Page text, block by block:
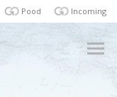
Pood Incoming